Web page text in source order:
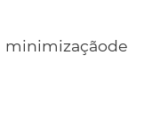
minimizaçãode